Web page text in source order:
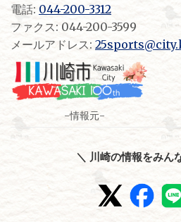
電話: 044-200-3312
ファクス: 044-200-3599
メールアドレス:
-情報元-
＼ 川崎の情報をみん